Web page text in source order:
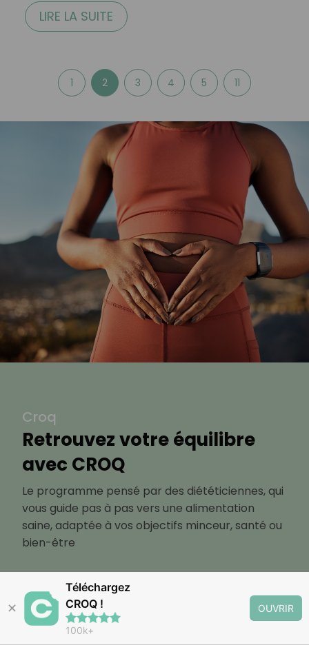
LIRE LA SUITE
1 2 3 4 5 11
Croq
Retrouvez votre équilibre
avec CROQ
Le programme pensé par des diététiciennes, qui
vous guide pas à pas vers une alimentation
saine, adaptée à vos objectifs minceur, santé ou
bien-être
Découvrir
✕
Téléchargez
CROQ !
100k+
OUVRIR